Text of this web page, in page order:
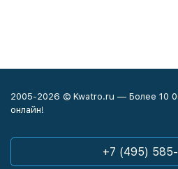
2005-2026 © Kwatro.ru — Более 10
онлайн!
+7 (495)